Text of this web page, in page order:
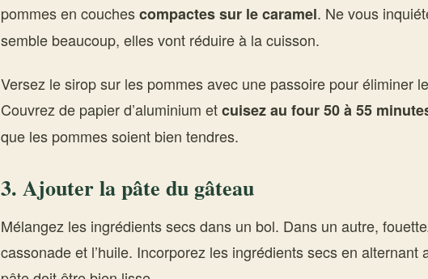
pommes en couchescompactes sur le caramel. Ne vous
semble beaucoup, elles vont réduire à la cuisson.
Versez le sirop sur les pommes avec une passoire pour éliminer
Couvrez de papier d’aluminium etcuisez au four 50 à 55
que les pommes soient bien tendres.
3. Ajouter la pâte du gâteau
Mélangez les ingrédients secs dans un bol. Dans un autre,
cassonade et l’huile. Incorporez les ingrédients secs en alternant